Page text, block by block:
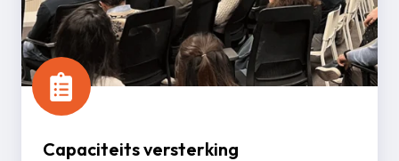
Capaciteits versterking